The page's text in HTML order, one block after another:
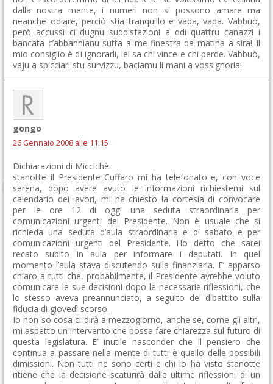
dalla nostra mente, i numeri non si possono amare ma
neanche odiare, perciò stia tranquillo e vada, vada. Vabbuò,
però accussì ci dugnu suddisfazioni a ddi quattru canazzi i
bancata c’abbannianu sutta a me finestra da matina a sira! Il
mio consiglio è di ignorarli, lei sa chi vince e chi perde. Vabbuò,
vaju a spicciari stu survizzu, baciamu li mani a vossignoria!
gongo
26 Gennaio 2008 alle 11:15
Dichiarazioni di Miccichè:
stanotte il Presidente Cuffaro mi ha telefonato e, con voce
serena, dopo avere avuto le informazioni richiestemi sul
calendario dei lavori, mi ha chiesto la cortesia di convocare
per le ore 12 di oggi una seduta straordinaria per
comunicazioni urgenti del Presidente. Non è usuale che si
richieda una seduta d’aula straordinaria e di sabato e per
comunicazioni urgenti del Presidente. Ho detto che sarei
recato subito in aula per informare i deputati. In quel
momento l’aula stava discutendo sulla finanziaria. E’ apparso
chiaro a tutti che, probabilmente, il Presidente avrebbe voluto
comunicare le sue decisioni dopo le necessarie riflessioni, che
lo stesso aveva preannunciato, a seguito del dibattito sulla
fiducia di giovedì scorso.
Io non so cosa ci dirà a mezzogiorno, anche se, come gli altri,
mi aspetto un intervento che possa fare chiarezza sul futuro di
questa legislatura. E’ inutile nasconder che il pensiero che
continua a passare nella mente di tutti è quello delle possibili
dimissioni. Non tutti ne sono certi e chi lo ha visto stanotte
ritiene che la decisione scaturirà dalle ultime riflessioni di un